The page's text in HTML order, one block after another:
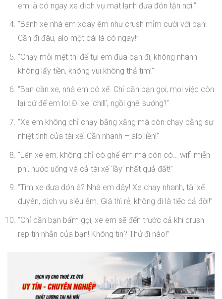
em là có ngay xe dịch vụ mát lạnh đưa đón tận nơi!”
“Bánh xe nhà em xoay êm như crush mỉm cười với bạn!
Cần đi đâu, alo một cái là có ngay!”
“Chạy mỏi mệt thì để tụi em đưa bạn đi, không nhanh
không lấy tiền, không vui không thả tim!”
“Bạn cần xe, nhà em có xế. Chỉ cần bạn gọi, mọi việc còn
lại cứ để em lo! Đi xe ‘chill’, ngồi ghế ‘sướng’!”
“Xe em không chỉ chạy bằng xăng mà còn chạy bằng sự
nhiệt tình của tài xế! Cần nhanh – alo liền!”
“Lên xe em, không chỉ có ghế êm mà còn có… wifi miễn
phí, nước uống và cả tài xế ‘lầy’ nhất quả đất!”
“Tìm xe đưa đón à? Nhà em đây! Xe chạy nhanh, tài xế
duyên, dịch vụ siêu êm. Giá thì rẻ, không đi là tiếc cả đời!”
“Chỉ cần bạn bấm gọi, xe em sẽ đến trước cả khi crush
rep tin nhắn của bạn! Không tin? Thử đi nào!”